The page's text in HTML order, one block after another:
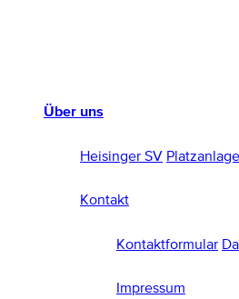
Über uns
Heisinger SV Platzanlage
Kontakt
Kontaktformular
Impressum